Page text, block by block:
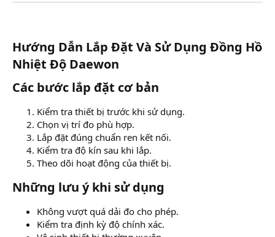
Hướng Dẫn Lắp Đặt Và Sử Dụng Đồng Hồ
Nhiệt Độ Daewon​
Các bước lắp đặt cơ bản​
Kiểm tra thiết bị trước khi sử dụng.
Chọn vị trí đo phù hợp.
Lắp đặt đúng chuẩn ren kết nối.
Kiểm tra độ kín sau khi lắp.
Theo dõi hoạt động của thiết bị.
Những lưu ý khi sử dụng​
Không vượt quá dải đo cho phép.
Kiểm tra định kỳ độ chính xác.